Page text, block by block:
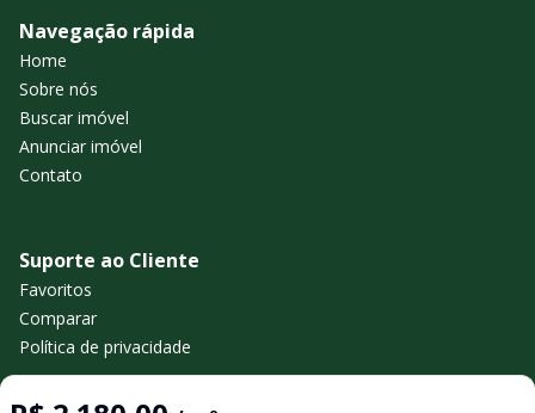
Navegação rápida
Home
Sobre nós
Buscar imóvel
Anunciar imóvel
Contato
Suporte ao Cliente
Favoritos
Comparar
Política de privacidade